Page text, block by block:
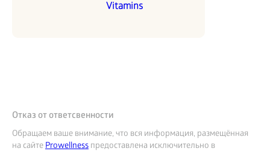
Vitamins
Отказ от ответсвенности
Обращаем ваше внимание, что вся информация, размещённая
на сайтеProwellness предоставлена исключительно в